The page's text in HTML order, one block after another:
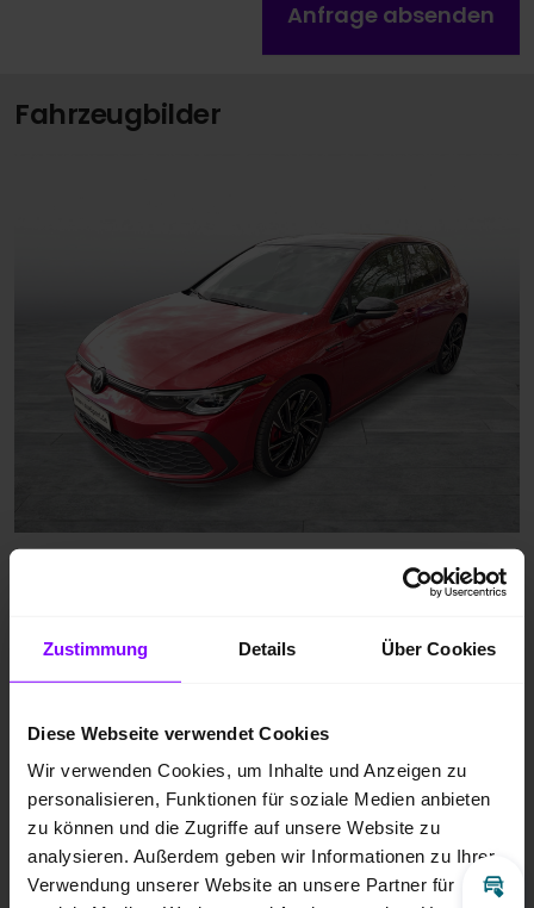
Zustimmung Details Über Cookies
Diese Webseite verwendet Cookies
Wir verwenden Cookies, um Inhalte und Anzeigen zu
personalisieren, Funktionen für soziale Medien anbieten
zu können und die Zugriffe auf unsere Website zu
analysieren. Außerdem geben wir Informationen zu Ihrer
Verwendung unserer Website an unsere Partner für
Anfrage absenden
Fahrzeugbilder